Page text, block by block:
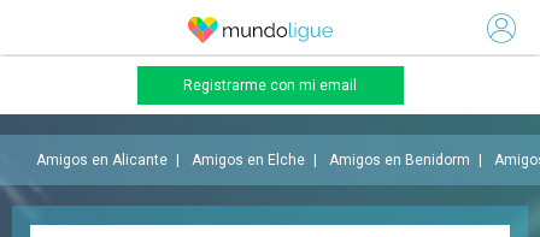
Registrarme con mi email
Amigos en Alicante Amigos en Elche Amigos en Benidorm